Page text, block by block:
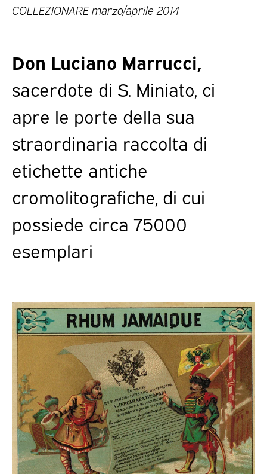
COLLEZIONARE marzo/aprile 2014
Don Luciano Marrucci,
sacerdote di S. Miniato, ci
apre le porte della sua
straordinaria raccolta di
etichette antiche
cromolitografiche, di cui
possiede circa 75000
esemplari